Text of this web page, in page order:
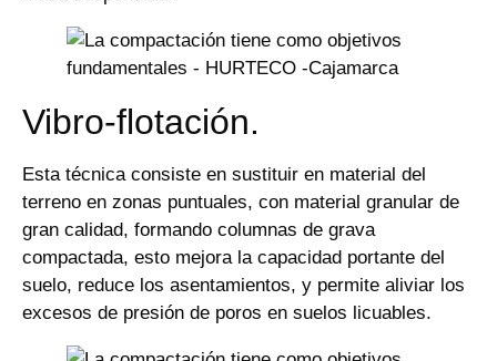
Vibro-flotación.
Esta técnica consiste en sustituir en material del
terreno en zonas puntuales, con material granular de
gran calidad, formando columnas de grava
compactada, esto mejora la capacidad portante del
suelo, reduce los asentamientos, y permite aliviar los
excesos de presión de poros en suelos licuables.